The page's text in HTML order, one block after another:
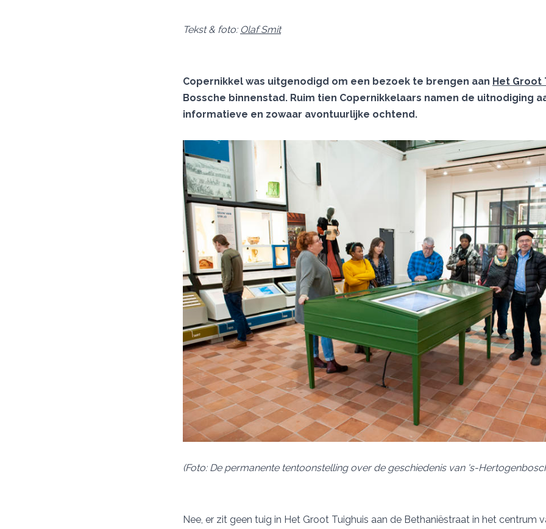
Tekst & foto: Olaf Smit
Copernikkel was uitgenodigd om een bezoek te brengen aan Het Groot
Bossche binnenstad. Ruim tien Copernikkelaars namen de uitnodiging
informatieve en zowaar avontuurlijke ochtend.
(Foto: De permanente tentoonstelling over de geschiedenis van 's-
Nee, er zit geen tuig in Het Groot Tuighuis aan de Bethaniëstraat in het centrum